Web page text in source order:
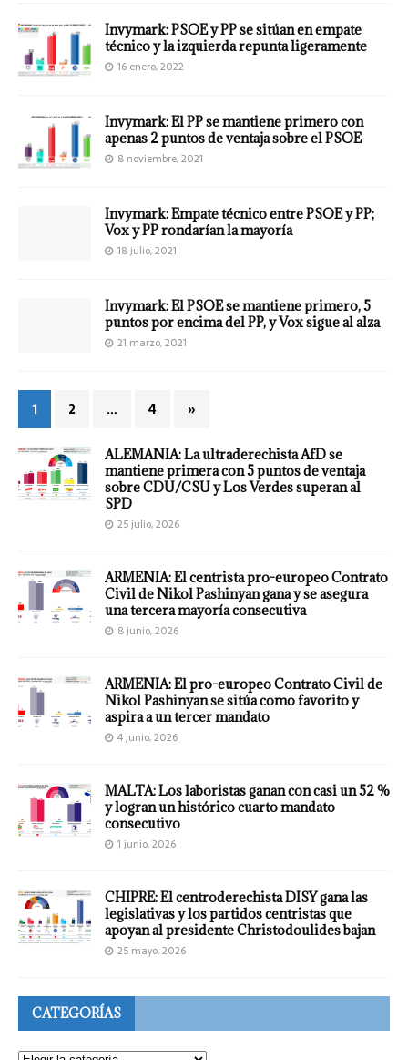
Invymark: PSOE y PP se sitúan en empate
técnico y la izquierda repunta ligeramente
16 enero, 2022
Invymark: El PP se mantiene primero con
apenas 2 puntos de ventaja sobre el PSOE
8 noviembre, 2021
Invymark: Empate técnico entre PSOE y PP;
Vox y PP rondarían la mayoría
18 julio, 2021
Invymark: El PSOE se mantiene primero, 5
puntos por encima del PP, y Vox sigue al alza
21 marzo, 2021
1 2 … 4 »
ALEMANIA: La ultraderechista AfD se
mantiene primera con 5 puntos de ventaja
sobre CDU/CSU y Los Verdes superan al
SPD
25 julio, 2026
ARMENIA: El centrista pro-europeo Contrato
Civil de Nikol Pashinyan gana y se asegura
una tercera mayoría consecutiva
8 junio, 2026
ARMENIA: El pro-europeo Contrato Civil de
Nikol Pashinyan se sitúa como favorito y
aspira a un tercer mandato
4 junio, 2026
MALTA: Los laboristas ganan con casi un 52 %
y logran un histórico cuarto mandato
consecutivo
1 junio, 2026
CHIPRE: El centroderechista DISY gana las
legislativas y los partidos centristas que
apoyan al presidente Christodoulides bajan
25 mayo, 2026
CATEGORÍAS